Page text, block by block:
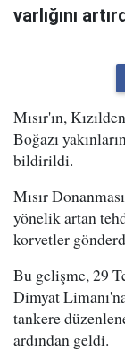
varlığını
Mısır'ın,
Boğazı
bildirildi.
Mısır
yönelik artan
korvetler
Bu gelişme, 29
Dimyat
tankere
ardından geldi.